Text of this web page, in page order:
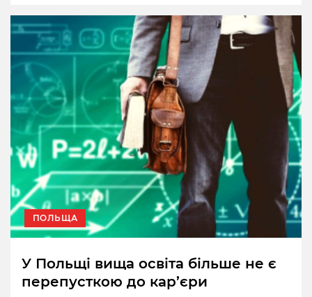
ПОЛЬЩА
У Польщі вища освіта більше не є
перепусткою до кар’єри